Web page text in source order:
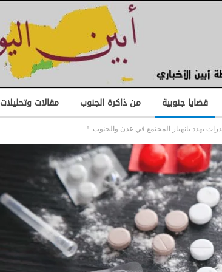
قضايا جنوبية من ذاكرة الجنوب مقالات وتحليلات
يهدد بانهيار المجتمع في عدن والجنوب..!